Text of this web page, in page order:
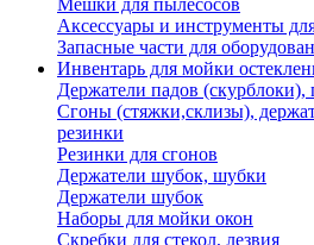
Мешки для пылесосов
Аксессуары и инструменты
Запасные части для
Инвентарь для мойки
Держатели падов (скурблоки),
Сгоны (стяжки,склизы),
резинки
Резинки для сгонов
Держатели шубок, шубки
Держатели шубок
Наборы для мойки окон
Скребки для стекол, лезвия